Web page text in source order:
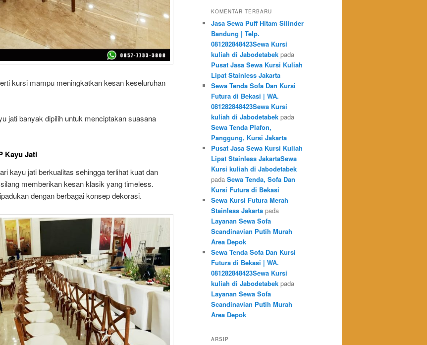
kursi mampu meningkatkan kesan keseluruhan
jati banyak dipilih untuk menciptakan suasana
Kayu Jati
kayu jati berkualitas sehingga terlihat kuat dan
memberikan kesan klasik yang timeless.
dengan berbagai konsep dekorasi.
KOMENTAR TERBARU
Jasa Sewa Puff Hitam Silinder
Bandung | Telp.
081282848423Sewa Kursi
kuliah di Jabodetabek pada
Pusat Jasa Sewa Kursi Kuliah
Lipat Stainless Jakarta
Sewa Tenda Sofa Dan Kursi
Futura di Bekasi | WA.
081282848423Sewa Kursi
kuliah di Jabodetabek pada
Sewa Tenda Plafon,
Panggung, Kursi Jakarta
Pusat Jasa Sewa Kursi Kuliah
Lipat Stainless JakartaSewa
Kursi kuliah di Jabodetabek
pada Sewa Tenda, Sofa Dan
Kursi Futura di Bekasi
Sewa Kursi Futura Merah
Stainless Jakarta pada
Layanan Sewa Sofa
Scandinavian Putih Murah
Area Depok
Sewa Tenda Sofa Dan Kursi
Futura di Bekasi | WA.
081282848423Sewa Kursi
kuliah di Jabodetabek pada
Layanan Sewa Sofa
Scandinavian Putih Murah
Area Depok
ARSIP